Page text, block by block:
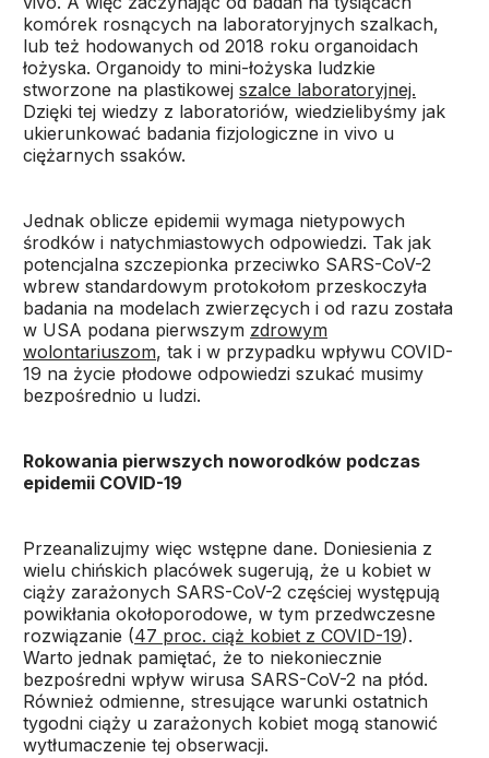
komórek rosnących na laboratoryjnych szalkach,
lub też hodowanych od 2018 roku organoidach
łożyska. Organoidy to mini-łożyska ludzkie
stworzone na plastikowej szalce laboratoryjnej.
Dzięki tej wiedzy z laboratoriów, wiedzielibyśmy jak
ukierunkować badania fizjologiczne in vivo u
ciężarnych ssaków.
Jednak oblicze epidemii wymaga nietypowych
środków i natychmiastowych odpowiedzi. Tak jak
potencjalna szczepionka przeciwko SARS-CoV-2
wbrew standardowym protokołom przeskoczyła
badania na modelach zwierzęcych i od razu została
w USA podana pierwszym zdrowym
wolontariuszom, tak i w przypadku wpływu COVID-
19 na życie płodowe odpowiedzi szukać musimy
bezpośrednio u ludzi.
Rokowania pierwszych noworodków podczas
epidemii COVID-19
Przeanalizujmy więc wstępne dane. Doniesienia z
wielu chińskich placówek sugerują, że u kobiet w
ciąży zarażonych SARS-CoV-2 częściej występują
powikłania okołoporodowe, w tym przedwczesne
rozwiązanie (47 proc. ciąż kobiet z COVID-19).
Warto jednak pamiętać, że to niekoniecznie
bezpośredni wpływ wirusa SARS-CoV-2 na płód.
Również odmienne, stresujące warunki ostatnich
tygodni ciąży u zarażonych kobiet mogą stanowić
wytłumaczenie tej obserwacji.